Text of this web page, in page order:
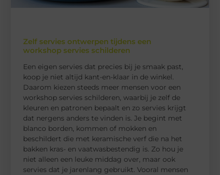
Zelf servies ontwerpen tijdens een
workshop servies schilderen
Een eigen servies dat precies bij je smaak past,
koop je niet altijd kant-en-klaar in de winkel.
Daarom kiezen steeds meer mensen voor een
workshop servies schilderen, waarbij je zelf de
kleuren en patronen bepaalt en zo servies krijgt
dat nergens anders te vinden is. Je begint met
blanco borden, kommen of mokken en
beschildert die met keramische verf die na het
bakken kras- en vaatwasbestendig is. Zo hou je
niet alleen een leuke middag over, maar ook
servies dat je jarenlang gebruikt. Vooral mensen